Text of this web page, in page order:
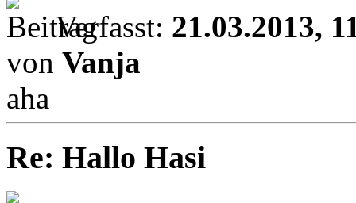
Verfasst: 21.03.2013,
von Vanja
aha
Re: Hallo Hasi